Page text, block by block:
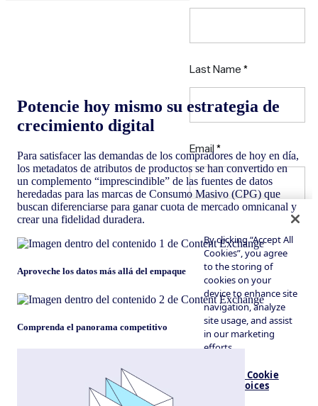
Potencie hoy mismo su estrategia de
crecimiento digital
Para satisfacer las demandas de los compradores de hoy en día,
los metadatos de atributos de productos se han convertido en
un complemento “imprescindible” de las fuentes de datos
heredadas para las marcas de Consumo Masivo (CPG) que
buscan diferenciarse para ganar cuota de mercado omnicanal y
crear una fidelidad duradera.
Aproveche los datos más allá del empaque
Comprenda el panorama competitivo